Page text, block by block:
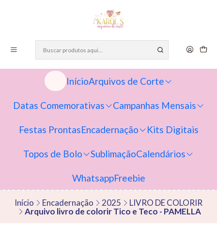
InícioArquivos de Corte
Datas Comemorativas Campanhas Mensais
Festas ProntasEncadernação Kits Digitais
Topos de Bolo SublimaçãoCalendários
WhatsappFreebie
Início Encadernação 2025
LIVRO DE COLORIR
Arquivo livro de colorir Tico e Teco - PAMELLA